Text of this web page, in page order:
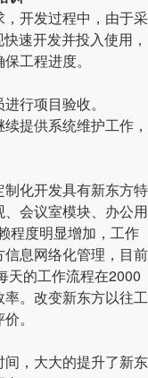
开发过程中，由于采
速开发并投入使用，
工程进度。
行项目验收。
提供系统维护工作，
化开发具有新东方特
会议室模块、办公用
程度明显增加，工作
息网络化管理，目前
天的工作流程在2000
。改变新东方以往工
。
，大大的提升了新东